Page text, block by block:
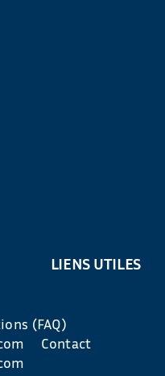
LIENS UTILES
(FAQ)
Contact